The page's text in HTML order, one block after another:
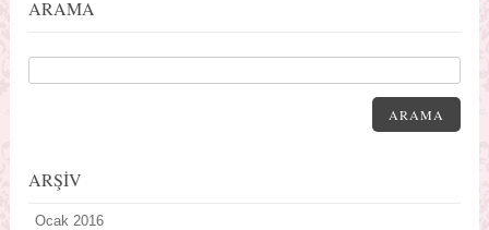
ARAMA
ARAMA
ARŞİV
Ocak 2016